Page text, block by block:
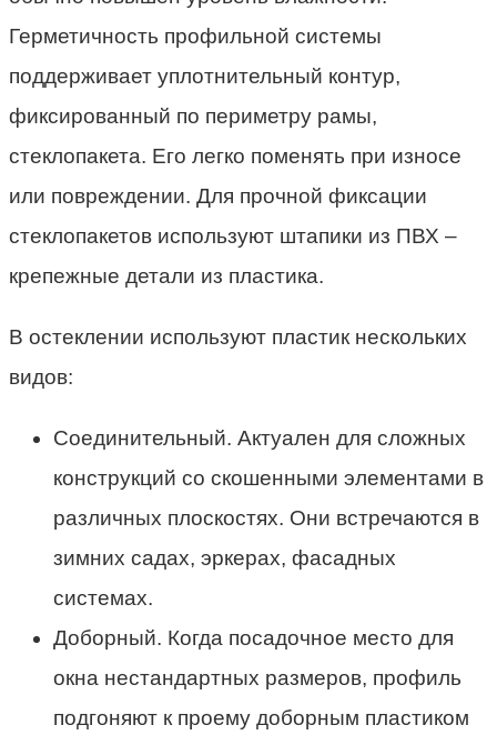
Герметичность профильной системы
поддерживает уплотнительный контур,
фиксированный по периметру рамы,
стеклопакета. Его легко поменять при износе
или повреждении. Для прочной фиксации
стеклопакетов используют штапики из ПВХ –
крепежные детали из пластика.
В остеклении используют пластик нескольких
видов:
Соединительный. Актуален для сложных
конструкций со скошенными элементами в
различных плоскостях. Они встречаются в
зимних садах, эркерах, фасадных
системах.
Доборный. Когда посадочное место для
окна нестандартных размеров, профиль
подгоняют к проему доборным пластиком